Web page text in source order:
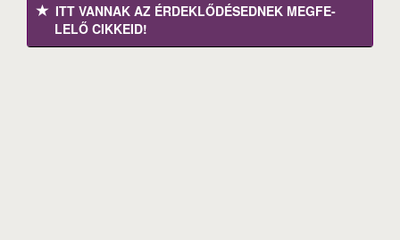
ITT VANNAK AZ ÉRDEK­LŐDÉ­SEDNEK MEGFE­
LELŐ CIKKEID!